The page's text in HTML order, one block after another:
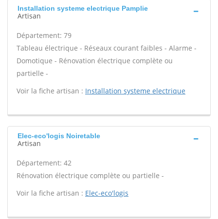
Installation systeme electrique Pamplie
Artisan
Département: 79
Tableau électrique - Réseaux courant faibles - Alarme -
Domotique - Rénovation électrique complète ou
partielle -
Voir la fiche artisan : Installation systeme electrique
Elec-eco'logis Noiretable
Artisan
Département: 42
Rénovation électrique complète ou partielle -
Voir la fiche artisan : Elec-eco'logis